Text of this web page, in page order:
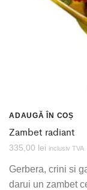
ADAUGĂ ÎN COȘ
Zambet radiant
335,00 lei inclusiv TVA
Gerbera, crini si
darui un zambet